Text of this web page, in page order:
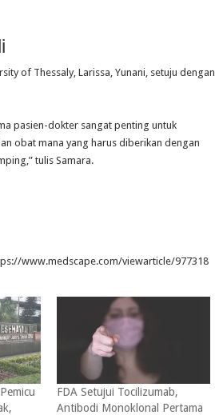
of Thessaly, Larissa, Yunani, setuju dengan
pasien-dokter sangat penting untuk
obat mana yang harus diberikan dengan
tulis Samara.
www.medscape.com/viewarticle/977318
FDA Setujui Tocilizumab,
Antibodi Monoklonal Pertama